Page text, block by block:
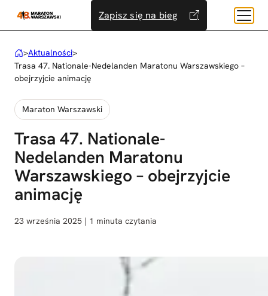
Zapisz się na bieg
>Aktualności>
Trasa 47. Nationale-Nedelanden Maratonu Warszawskiego –
obejrzyjcie animację
Maraton Warszawski
Trasa 47. Nationale-
Nedelanden Maratonu
Warszawskiego – obejrzyjcie
animację
23 września 2025 | 1 minuta czytania